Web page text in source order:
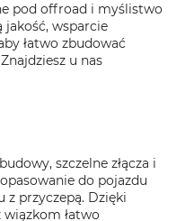
pod offroad i myślistwo
jakość, wsparcie
łatwo zbudować
u nas
szczelne złącza i
do pojazdu
z przyczepą. Dzięki
łatwo